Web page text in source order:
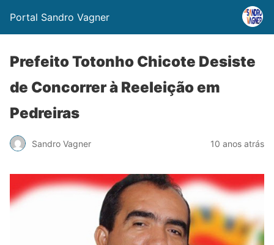
Portal Sandro Vagner
Prefeito Totonho Chicote Desiste
de Concorrer à Reeleição em
Pedreiras
Sandro Vagner 10 anos atrás